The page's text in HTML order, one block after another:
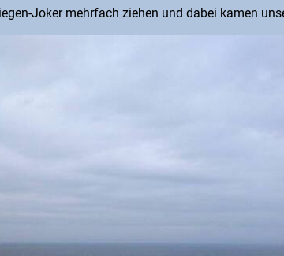
Joker mehrfach ziehen und dabei kamen